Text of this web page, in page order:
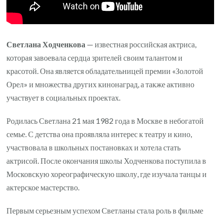
Светлана Ходченкова — известная российская актриса,
которая завоевала сердца зрителей своим талантом и
красотой. Она является обладательницей премии «Золотой
Орел» и множества других кинонаград, а также активно
участвует в социальных проектах.
Родилась Светлана 21 мая 1982 года в Москве в небогатой
семье. С детства она проявляла интерес к театру и кино,
участвовала в школьных постановках и хотела стать
актрисой. После окончания школы Ходченкова поступила в
Московскую хореографическую школу, где изучала танцы и
актерское мастерство.
Первым серьезным успехом Светланы стала роль в фильме